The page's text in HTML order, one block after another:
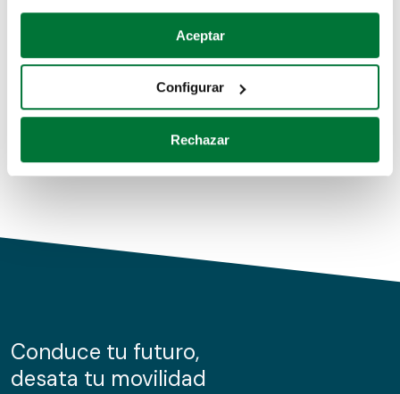
Si lo permite, también quisiéramos:
Recopilar información sobre su ubicación geográfica
Identificar su dispositivo analizándolo activamente
para buscar características específicas (huellas
Obtenga más información sobre cómo se procesan sus
de cookies.
información sobre el uso que haga del sitio web con
nuestros partners de redes sociales, publicidad y análisis
Aceptar
Configurar
Rechazar
Coches de segunda mano
Coches de km0
Conduce tu futuro,
desata tu movilidad